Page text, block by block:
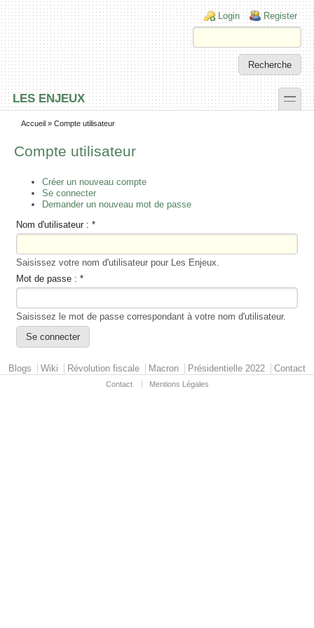
Skip to main content
Skip to search
Login links
Login Register
LES ENJEUX toggle
Secondary menu
Accueil » Compte utilisateur
Compte utilisateur
Créer un nouveau compte
Se connecter
Demander un nouveau mot de passe
Nom d'utilisateur : *
Saisissez votre nom d'utilisateur pour Les Enjeux.
Mot de passe : *
Saisissez le mot de passe correspondant à votre nom d'utilisateur.
Primary menu
Blogs Wiki Révolution fiscale Macron Présidentielle 2022 Contact
Contact Mentions Légales